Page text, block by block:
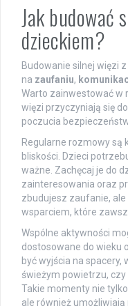
Jak budować
dzieckiem?
Budowanie silnej więzi
na zaufaniu,
Warto zainwestować w
więzi przyczyniają się
poczucia
Regularne rozmowy są
bliskości. Dzieci
ważne. Zachęcaj je do
zainteresowania oraz
zbudujesz zaufanie,
wsparciem, które
Wspólne aktywności
dostosowane do wieku
być wyjścia na spacery,
świeżym powietrzu,
Takie momenty nie
ale również